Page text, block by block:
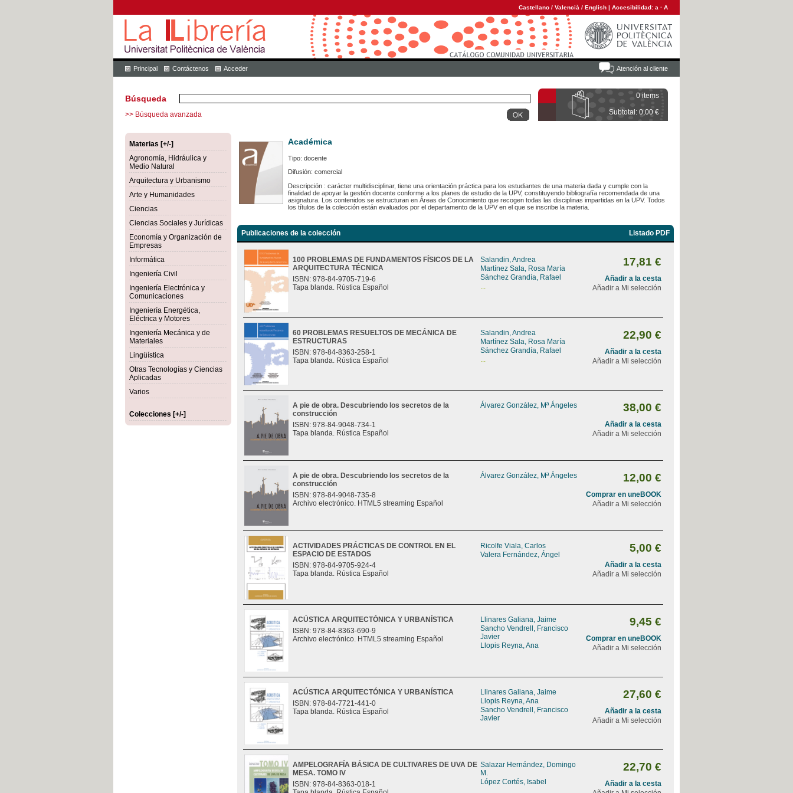
Castellano / Valencià / English | Accesibilidad: a · A
Atención al cliente
Principal Contáctenos Acceder
0 items
Subtotal: 0,00 €
Búsqueda
>> Búsqueda avanzada
Materias [+/-]
Agronomía, Hidráulica y
Medio Natural
Arquitectura y Urbanismo
Arte y Humanidades
Ciencias
Ciencias Sociales y Jurídicas
Economía y Organización de
Empresas
Informática
Ingeniería Civil
Ingeniería Electrónica y
Comunicaciones
Ingeniería Energética,
Eléctrica y Motores
Ingeniería Mecánica y de
Materiales
Lingüística
Otras Tecnologías y Ciencias
Aplicadas
Varios
Colecciones [+/-]
Académica
Tipo: docente
Difusión: comercial
Descripción : carácter multidisciplinar, tiene una orientación práctica para los estudiantes de una materia dada y cumple con la
finalidad de apoyar la gestión docente conforme a los planes de estudio de la UPV, constituyendo bibliografía recomendada de una
asignatura. Los contenidos se estructuran en Áreas de Conocimiento que recogen todas las disciplinas impartidas en la UPV. Todos
los títulos de la colección están evaluados por el departamento de la UPV en el que se inscribe la materia.
Publicaciones de la colección Listado PDF
100 PROBLEMAS DE FUNDAMENTOS FÍSICOS DE LA
ARQUITECTURA TÉCNICA
ISBN: 978-84-9705-719-6
Tapa blanda. Rústica Español
Salandin, Andrea
Martínez Sala, Rosa María
Sánchez Grandía, Rafael
...
17,81 €
Añadir a la cesta
Añadir a Mi selección
60 PROBLEMAS RESUELTOS DE MECÁNICA DE
ESTRUCTURAS
ISBN: 978-84-8363-258-1
Tapa blanda. Rústica Español
Salandin, Andrea
Martínez Sala, Rosa María
Sánchez Grandía, Rafael
...
22,90 €
Añadir a la cesta
Añadir a Mi selección
A pie de obra. Descubriendo los secretos de la
construcción
ISBN: 978-84-9048-734-1
Tapa blanda. Rústica Español
Álvarez González, Mª Ángeles 38,00 €
Añadir a la cesta
Añadir a Mi selección
A pie de obra. Descubriendo los secretos de la
construcción
ISBN: 978-84-9048-735-8
Archivo electrónico. HTML5 streaming Español
Álvarez González, Mª Ángeles 12,00 €
Comprar en uneBOOK
Añadir a Mi selección
ACTIVIDADES PRÁCTICAS DE CONTROL EN EL
ESPACIO DE ESTADOS
ISBN: 978-84-9705-924-4
Tapa blanda. Rústica Español
Ricolfe Viala, Carlos
Valera Fernández, Ángel
5,00 €
Añadir a la cesta
Añadir a Mi selección
ACÚSTICA ARQUITECTÓNICA Y URBANÍSTICA
ISBN: 978-84-8363-690-9
Archivo electrónico. HTML5 streaming Español
Llinares Galiana, Jaime
Sancho Vendrell, Francisco
Javier
Llopis Reyna, Ana
9,45 €
Comprar en uneBOOK
Añadir a Mi selección
ACÚSTICA ARQUITECTÓNICA Y URBANÍSTICA
ISBN: 978-84-7721-441-0
Tapa blanda. Rústica Español
Llinares Galiana, Jaime
Llopis Reyna, Ana
Sancho Vendrell, Francisco
Javier
27,60 €
Añadir a la cesta
Añadir a Mi selección
AMPELOGRAFÍA BÁSICA DE CULTIVARES DE UVA DE
MESA. TOMO IV
ISBN: 978-84-8363-018-1
Salazar Hernández, Domingo
M.
López Cortés, Isabel
22,70 €
Añadir a la cesta